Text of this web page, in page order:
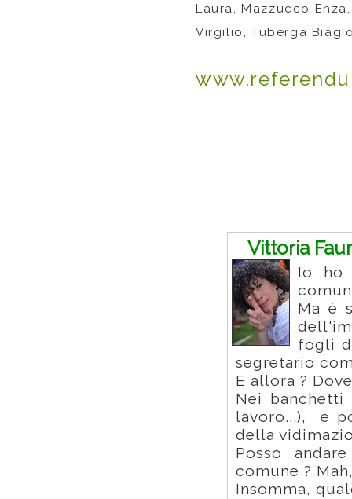
Laura, Mazzucco
Virgilio, Tuberga
Vittoria
Io ho
Ma è
fogli
segretario
E allora ?
Nei
lavoro...), e
della
Posso
comune ?
Insomma,